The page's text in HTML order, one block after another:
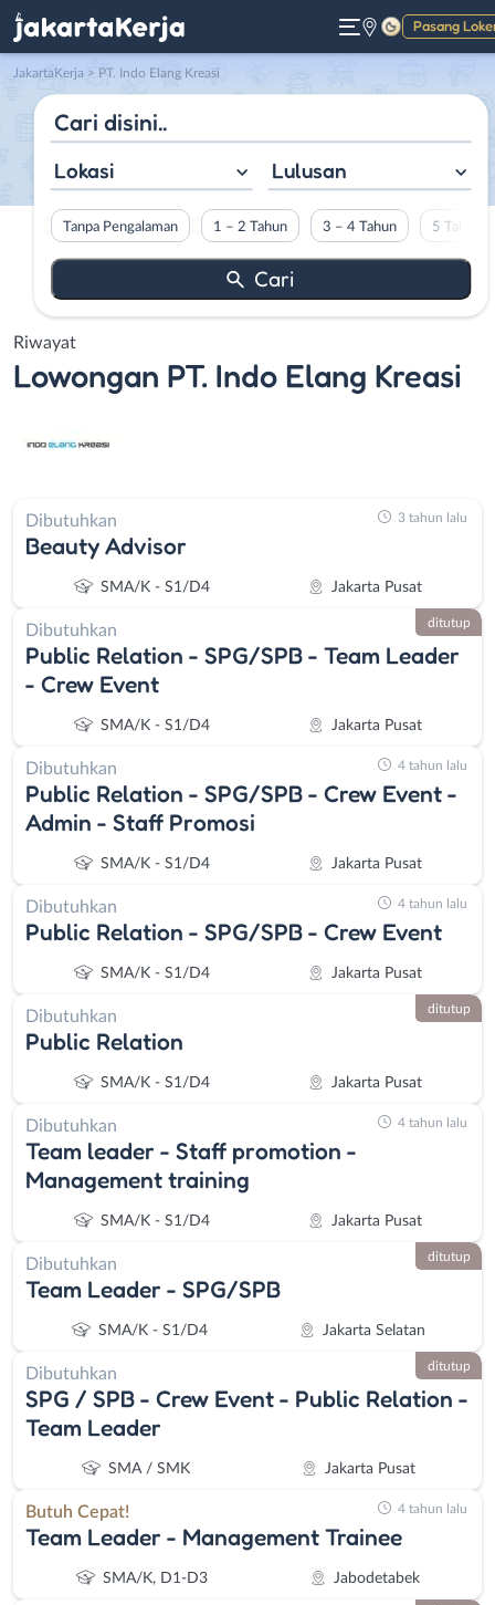
Pasang
Gelap
JakartaKerja > PT. Indo Elang Kreasi
Lokasi Lulusan
Tanpa Pengalaman 1 – 2 Tahun 3 – 4 Tahun 5 Tahun
Riwayat
Lowongan PT. Indo Elang Kreasi
Dibutuhkan
Beauty Advisor
SMA/K - S1/D4 Jakarta Pusat
3 tahun lalu
Dibutuhkan
Public Relation - SPG/SPB - Team Leader
- Crew Event
SMA/K - S1/D4 Jakarta Pusat
ditutup
Dibutuhkan
Public Relation - SPG/SPB - Crew Event -
Admin - Staff Promosi
SMA/K - S1/D4 Jakarta Pusat
4 tahun lalu
Dibutuhkan
Public Relation - SPG/SPB - Crew Event
SMA/K - S1/D4 Jakarta Pusat
4 tahun lalu
Dibutuhkan
Public Relation
SMA/K - S1/D4 Jakarta Pusat
ditutup
Dibutuhkan
Team leader - Staff promotion -
Management training
SMA/K - S1/D4 Jakarta Pusat
4 tahun lalu
Dibutuhkan
Team Leader - SPG/SPB
SMA/K - S1/D4 Jakarta Selatan
ditutup
Dibutuhkan
SPG / SPB - Crew Event - Public Relation -
Team Leader
SMA / SMK Jakarta Pusat
ditutup
Butuh Cepat!
Team Leader - Management Trainee
SMA/K, D1-D3 Jabodetabek
4 tahun lalu